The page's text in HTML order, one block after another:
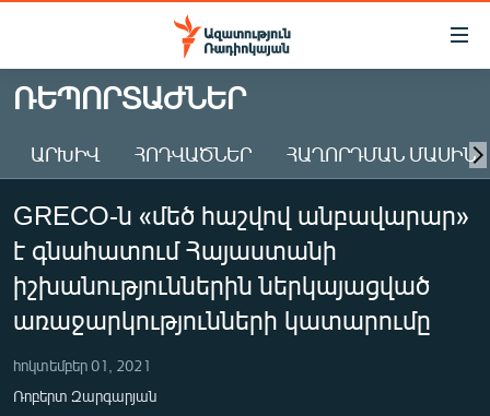
Մատչելիության
Անցնել
հիմնական
Անցնել
հիմնական
մենյուին
Որոնում
ԱԶԱՏՈՒԹՅՈՒՆ TV
ՀԱՅԱՍՏԱՆ
ԸՆՏՐՈՒԹՅՈՒՆՆԵՐ 2026
ԻՐԱՎՈՒՆՔ
ՀԱՍԱՐԱԿՈՒԹՅՈՒՆ
ՂԱՐԱԲԱՂ
ՌԵՊՈՐՏԱԺՆԵՐ
ԱՐԽԻՎ ՀՈԴՎԱԾՆԵՐ ՀԱՂՈՐԴՄԱՆ ՄԱՍԻՆ
GRECO-ն «մեծ հաշվով անբավարար»
է գնահատում Հայաստանի
իշխանություններին ներկայացված
առաջարկությունների կատարումը
հոկտեմբեր 01, 2021
Ռոբերտ Զարգարյան